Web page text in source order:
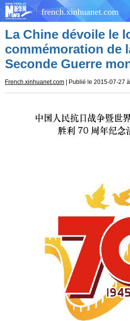
french.xinhuanet.com
CHINE
AFRIQUE
CULTURE
SCI&TECH
La Chine dévoile le
commémoration de
Seconde Guerre
French.xinhuanet.com | Publié le 2015-07-27